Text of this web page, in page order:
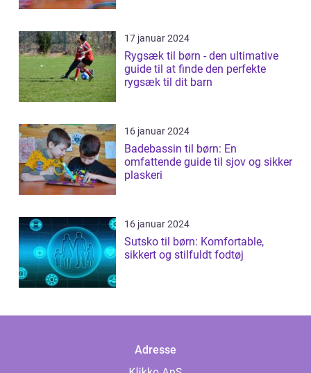
17 januar 2024
Rygsæk til børn - den ultimative
guide til at finde den perfekte
rygsæk til dit barn
16 januar 2024
Badebassin til børn: En
omfattende guide til sjov og sikker
plaskeri
16 januar 2024
Sutsko til børn: Komfortable,
sikkert og stilfuldt fodtøj
Adresse